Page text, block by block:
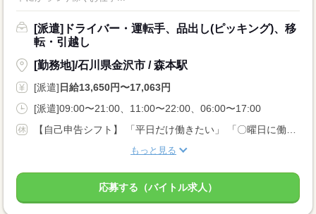
[派遣]ドライバー・運転手、品出し(ピッキング)、移
転・引越し
[勤務地]/石川県金沢市 / 森本駅
[派遣] 日給13,650円〜17,063円
[派遣]09:00〜21:00、11:00〜22:00、06:00〜17:00
【自己申告シフト】 「平日だけ働きたい」 「〇曜日に働きたい」 など、働き方は自分で選べます。 曜日・時間についてのご希望も 面談の際に教えてくださいね。 ※こちらは中型以上のお仕事の例です
もっと見る
応募する（バイトル求人）